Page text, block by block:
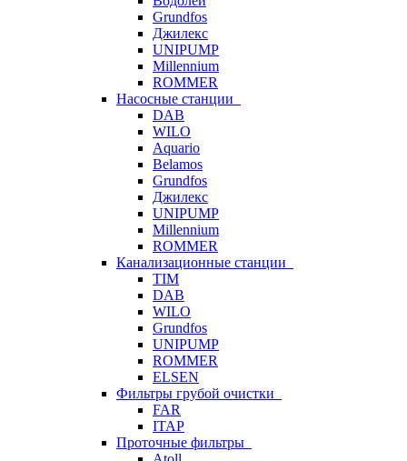
Grundfos
Джилекс
UNIPUMP
Millennium
ROMMER
Насосные станции
DAB
WILO
Aquario
Belamos
Grundfos
Джилекс
UNIPUMP
Millennium
ROMMER
Канализационные станции
TIM
DAB
WILO
Grundfos
UNIPUMP
ROMMER
ELSEN
Фильтры грубой очистки
FAR
ITAP
Проточные фильтры